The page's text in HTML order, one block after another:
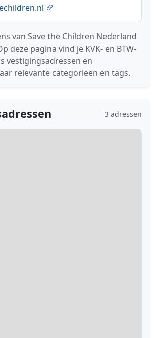
van Save the Children Nederland
deze pagina vind je KVK- en BTW-
vestigingsadressen en
relevante categorieën en tags.
3 adressen